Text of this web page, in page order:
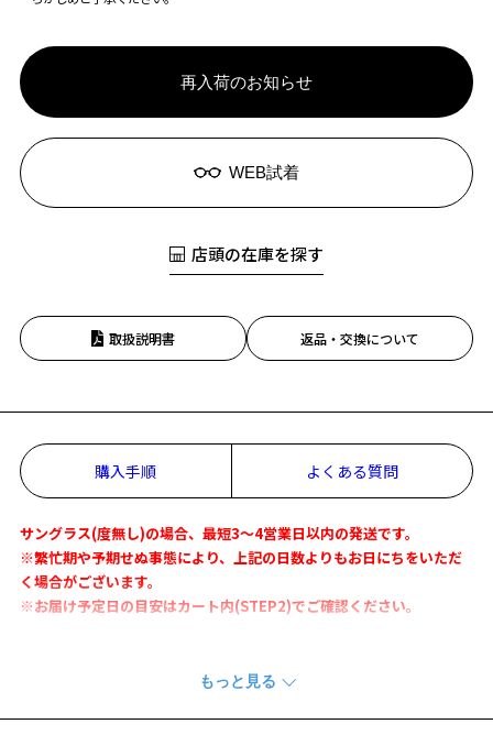
再入荷のお知らせ
WEB試着
店頭の在庫を探す
取扱説明書 返品・交換について
購入手順 よくある質問
サングラス(度無し)の場合、最短3～4営業日以内の発送です。
※繁忙期や予期せぬ事態により、上記の日数よりもお日にちをいただ
く場合がございます。
※お届け予定日の目安はカート内(STEP2)でご確認ください。
0を組合せたサングラスとなります。
購入をお願いいたします。